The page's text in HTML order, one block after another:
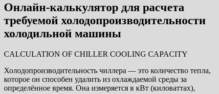
Онлайн-калькулятор для расчета
требуемой холодопроизводительности
холодильной машины
CALCULATION OF CHILLER COOLING CAPACITY
Холодопроизводительность чиллера — это количество тепла,
которое он способен удалить из охлаждаемой среды за
определённое время. Она измеряется в кВт (киловаттах),